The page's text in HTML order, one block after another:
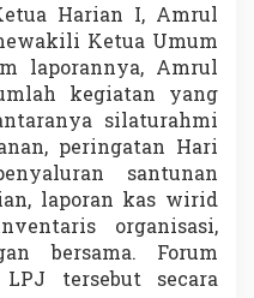
d
e
2
0
6
–
2
0
3
0
L
e
Harian I, Amrul
Ketua Umum
laporannya, Amrul
kegiatan yang
silaturahmi
peringatan Hari
santunan
laporan kas wirid
organisasi,
bersama. Forum
tersebut secara